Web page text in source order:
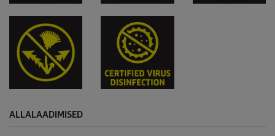
ALLALAADIMISED